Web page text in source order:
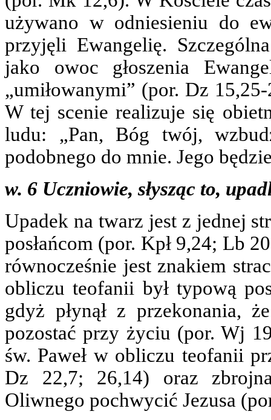
używano w odniesieniu do
przyjęli Ewangelię.
jako owoc głoszenia
„umiłowanymi” (por. Dz
W tej scenie realizuje się
ludu: „Pan, Bóg twój,
podobnego do mnie. Jego
w. 6 Uczniowie, słysząc to,
Upadek na twarz jest z jednej
posłańcom (por. Kpł 9,24; Lb
równocześnie jest znakiem
obliczu teofanii był typową
gdyż płynął z przekonania,
pozostać przy życiu (por. Wj
św. Paweł w obliczu teofanii
Dz 22,7; 26,14) oraz
Oliwnego pochwycić Jezusa